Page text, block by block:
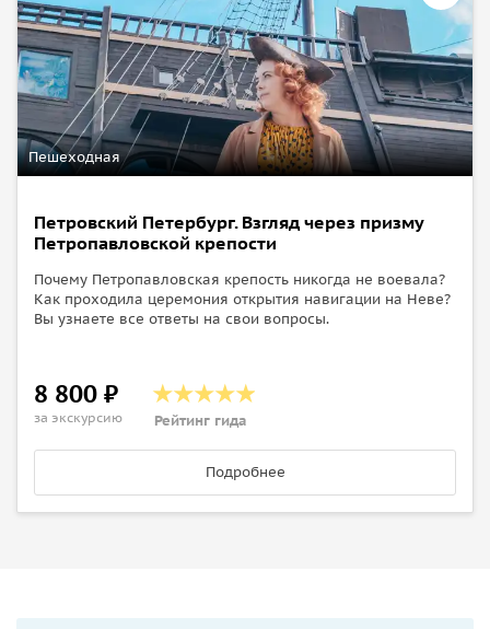
Пешеходная
Петровский Петербург. Взгляд через призму
Петропавловской крепости
Почему Петропавловская крепость никогда не воевала?
Как проходила церемония открытия навигации на Неве?
Вы узнаете все ответы на свои вопросы.
8 800 ₽
за экскурсию Рейтинг гида
Подробнее